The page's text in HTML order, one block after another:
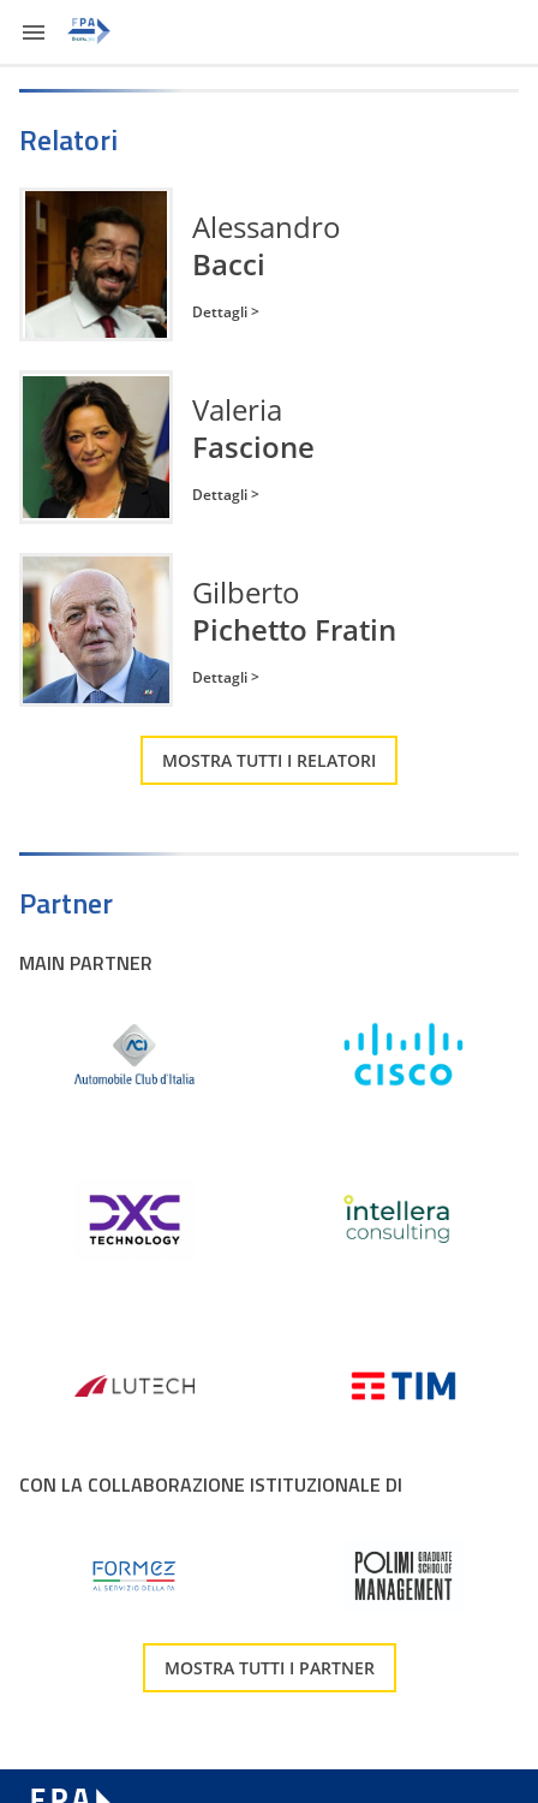
Relatori
Alessandro
Bacci
Dettagli >
Valeria
Fascione
Dettagli >
Gilberto
Pichetto Fratin
Dettagli >
MOSTRA TUTTI I RELATORI
Partner
MAIN PARTNER
CON LA COLLABORAZIONE ISTITUZIONALE DI
MOSTRA TUTTI I PARTNER